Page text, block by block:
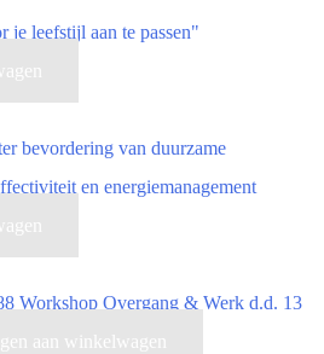
leefstijl aan te passen"
bevordering van duurzame
en energiemanagement
Workshop Overgang & Werk d.d. 13
aan winkelwagen